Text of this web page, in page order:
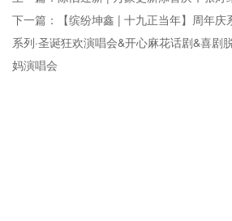
下一篇：【缤纷坤鑫 | 十九正当年】周年庆
系列·圣诞狂欢演唱会&开心麻花话剧&喜剧
妈演唱会